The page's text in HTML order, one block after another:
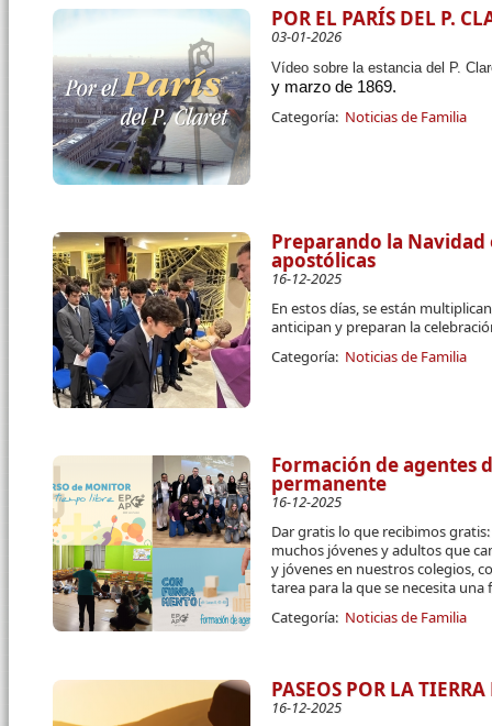
POR EL PARÍS DEL P.
03-01-2026
Vídeo sobre la estancia del P.
y marzo de 1869.
Categoría: Noticias de Familia
Preparando la
apostólicas
16-12-2025
En estos días, se están
anticipan y preparan la
Categoría: Noticias de Familia
Formación de agentes
permanente
16-12-2025
Dar gratis lo que recibimos
muchos jóvenes y adultos que
y jóvenes en nuestros colegios,
tarea para la que se necesita una
Categoría: Noticias de Familia
PASEOS POR LA
16-12-2025